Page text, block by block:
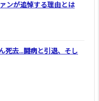
ンが追悼する理由とは
死去…闘病と引退、そし